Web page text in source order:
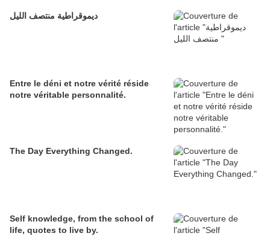
Entre le déni et notre vérité réside
notre véritable personnalité.
The Day Everything Changed.
Self knowledge, from the school of
life, quotes to live by.